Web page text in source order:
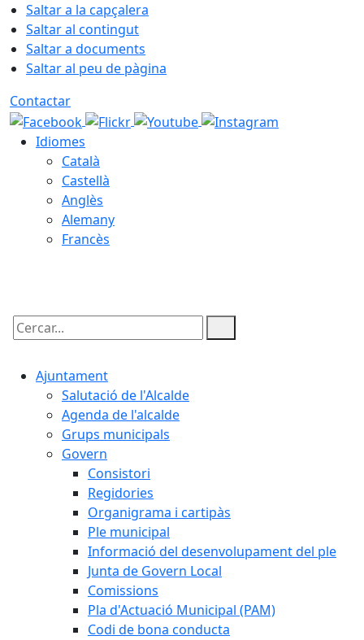
Saltar a la capçalera
Saltar al contingut
Saltar a documents
Saltar al peu de pàgina
Contactar
Idiomes
Català
Castellà
Anglès
Alemany
Francès
Cercar:
Ajuntament
Salutació de l'Alcalde
Agenda de l'alcalde
Grups municipals
Govern
Consistori
Regidories
Organigrama i cartipàs
Ple municipal
Informació del desenvolupament del ple
Junta de Govern Local
Comissions
Pla d'Actuació Municipal (PAM)
Codi de bona conducta